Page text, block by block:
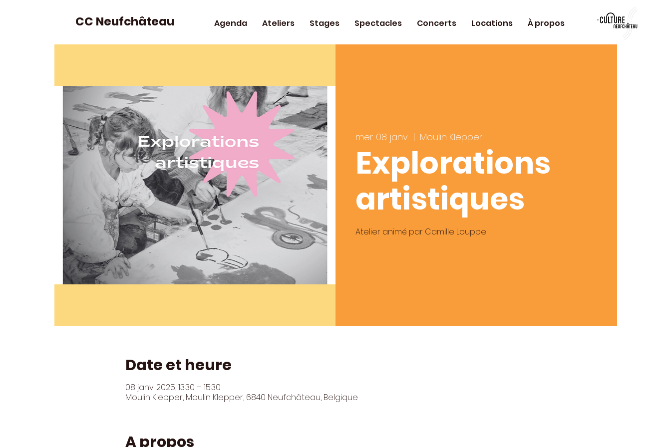
CC Neufchâteau Agenda Ateliers Stages Spectacles Concerts Locations À propos
mer. 08 janv.
  |
Moulin Klepper
Explorations
artistiques
Atelier animé par Camille Louppe
Date et heure
08 janv. 2025, 13:30 – 15:30
Moulin Klepper, Moulin Klepper, 6840 Neufchâteau, Belgique
A propos